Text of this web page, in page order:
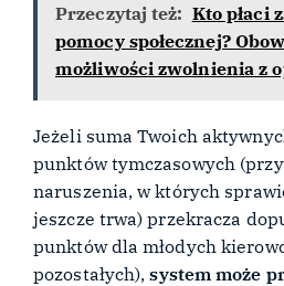
Przeczytaj też: Kto płaci
pomocy społecznej?
możliwości zwolnienia z
Jeżeli suma Twoich
punktów tymczasowych
naruszenia, w których
jeszcze trwa) przekracza
punktów dla młodych
pozostałych),system może